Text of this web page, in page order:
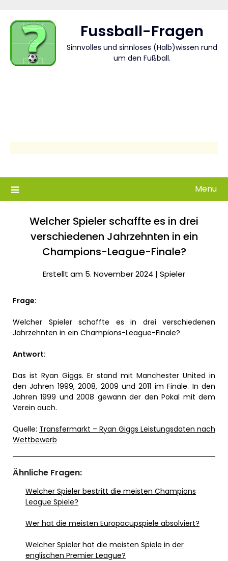
content
Fussball-Fragen
Sinnvolles und sinnloses (Halb)wissen rund
um den Fußball.
Menu
Welcher Spieler schaffte es in drei
verschiedenen Jahrzehnten in ein
Champions-League-Finale?
Erstellt am 5. November 2024 | Spieler
Frage:
Welcher Spieler schaffte es in drei verschiedenen
Jahrzehnten in ein Champions-League-Finale?
Antwort:
Das ist Ryan Giggs. Er stand mit Manchester United in
den Jahren 1999, 2008, 2009 und 2011 im Finale. In den
Jahren 1999 und 2008 gewann der den Pokal mit dem
Verein auch.
Quelle: Transfermarkt – Ryan Giggs Leistungsdaten nach
Wettbewerb
Ähnliche Fragen:
Welcher Spieler bestritt die meisten Champions
League Spiele?
Wer hat die meisten Europacupspiele absolviert?
Welcher Spieler hat die meisten Spiele in der
englischen Premier League?